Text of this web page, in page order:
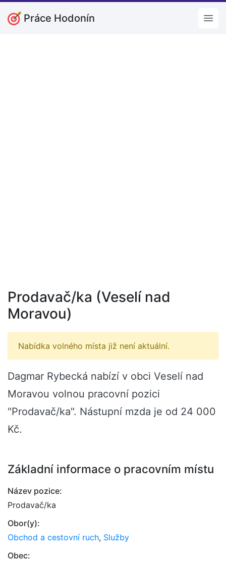
Práce Hodonín
Prodavač/ka (Veselí nad
Moravou)
Nabídka volného místa již není aktuální.
Dagmar Rybecká nabízí v obci Veselí nad
Moravou volnou pracovní pozici
"Prodavač/ka". Nástupní mzda je od 24 000
Kč.
Základní informace o pracovním místu
Název pozice:
Prodavač/ka
Obor(y):
Obchod a cestovní ruch, Služby
Obec: